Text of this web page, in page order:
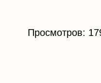
Просмотров: